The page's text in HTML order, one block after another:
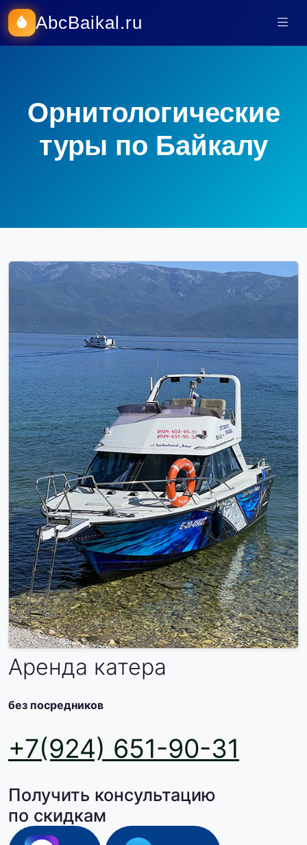
AbcBaikal.ru
Орнитологические
туры по Байкалу
Аренда катера
без посредников
+7(924) 651-90-31
Получить консультацию
по скидкам